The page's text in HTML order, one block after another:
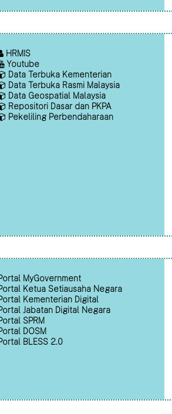
HRMIS
Youtube
Data Terbuka Kementerian
Data Terbuka Rasmi Malaysia
Data Geospatial Malaysia
Repositori Dasar dan PKPA
Pekeliling Perbendaharaan
MyGovernment
Ketua Setiausaha Negara
Kementerian Digital
Jabatan Digital Negara
SPRM
DOSM
BLESS 2.0